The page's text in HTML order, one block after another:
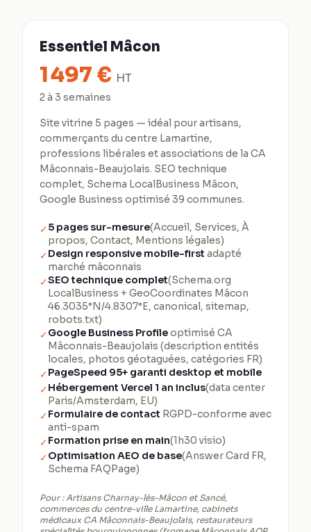
Essentiel Mâcon
1 497 € HT
2 à 3 semaines
Site vitrine 5 pages — idéal pour artisans,
commerçants du centre Lamartine,
professions libérales et associations de la CA
Mâconnais-Beaujolais. SEO technique
complet, Schema LocalBusiness Mâcon,
Google Business optimisé 39 communes.
✓5 pages sur-mesure(Accueil, Services, À
propos, Contact, Mentions légales)
✓Design responsive mobile-first adapté
marché mâconnais
✓SEO technique complet(Schema.org
LocalBusiness + GeoCoordinates Mâcon
46.3035°N/4.8307°E, canonical, sitemap,
robots.txt)
✓Google Business Profileoptimisé CA
Mâconnais-Beaujolais (description entités
locales, photos géotaguées, catégories FR)
✓PageSpeed 95+ garanti desktop et mobile
✓Hébergement Vercel 1 an inclus(data center
Paris/Amsterdam, EU)
✓Formulaire de contact RGPD-conforme avec
anti-spam
✓Formation prise en main(1h30 visio)
✓Optimisation AEO de base(Answer Card FR,
Schema FAQPage)
Pour :Artisans Charnay-lès-Mâcon et Sancé,
commerces du centre-ville Lamartine, cabinets
médicaux CA Mâconnais-Beaujolais, restaurateurs